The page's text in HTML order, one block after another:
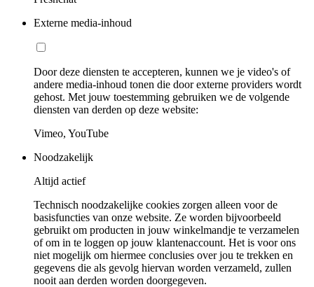
Externe media-inhoud
Door deze diensten te accepteren, kunnen we je video's of
andere media-inhoud tonen die door externe providers wordt
gehost. Met jouw toestemming gebruiken we de volgende
diensten van derden op deze website:
Vimeo, YouTube
Noodzakelijk
Altijd actief
Technisch noodzakelijke cookies zorgen alleen voor de
basisfuncties van onze website. Ze worden bijvoorbeeld
gebruikt om producten in jouw winkelmandje te verzamelen
of om in te loggen op jouw klantenaccount. Het is voor ons
niet mogelijk om hiermee conclusies over jou te trekken en
gegevens die als gevolg hiervan worden verzameld, zullen
nooit aan derden worden doorgegeven.